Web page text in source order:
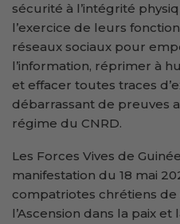
sécurité à l’intégrité
l’exercice de leurs
réseaux sociaux pour
l’information, réprimer à
et effacer toutes traces
débarrassant de preuves
régime du CNRD.
Les Forces Vives de
manifestation du 18 mai
compatriotes chrétiens
l’Ascension dans la paix